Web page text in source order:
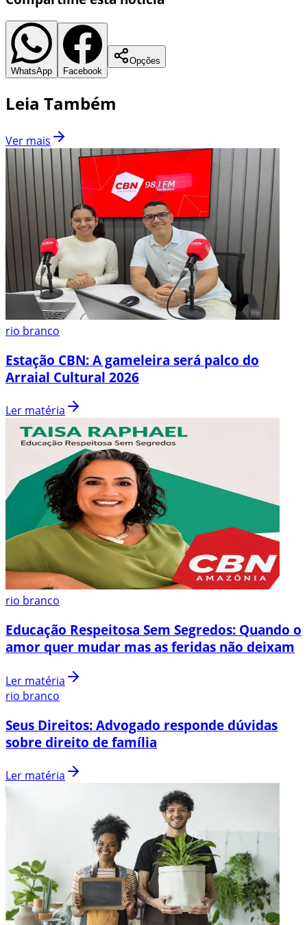
WhatsApp Facebook
Opções
Leia Também
Ver mais
rio branco
Estação CBN: A gameleira será palco do
Arraial Cultural 2026
Ler matéria
rio branco
Educação Respeitosa Sem Segredos: Quando o
amor quer mudar mas as feridas não deixam
Ler matéria
rio branco
Seus Direitos: Advogado responde dúvidas
sobre direito de família
Ler matéria